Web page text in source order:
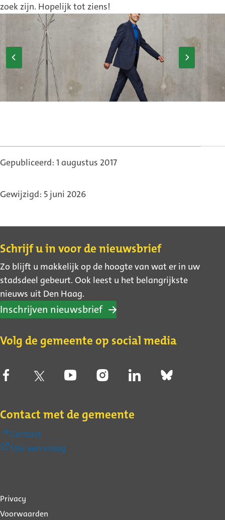
zoek zijn. Hopelijk tot ziens!
Vorige
afbeelding
Volgende
afbeelding
Gepubliceerd: 1 augustus 2017
Gewijzigd: 5 juni 2026
Contact
Schrijf u in voor de nieuwsbrief
Zo blijft u makkelijk op de hoogte van wat er in uw
stadsdeel gebeurt. Ook leest u het belangrijkste
nieuws uit Den Haag.
Inschrijven nieuwsbrief
Volg de gemeente op social media
Contact met de gemeente
Contact
Stel een vraag
Over
deze
Privacy
Voorwaarden